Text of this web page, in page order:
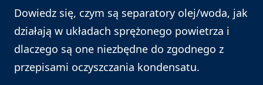
Dowiedz się, czym są separatory olej/woda, jak
działają w układach sprężonego powietrza i
dlaczego są one niezbędne do zgodnego z
przepisami oczyszczania kondensatu.